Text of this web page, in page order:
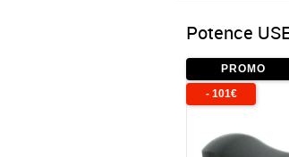
Potence
PROMO
- 101€